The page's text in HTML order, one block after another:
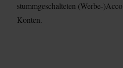
stummgeschalteten (Werbe-
Konten.